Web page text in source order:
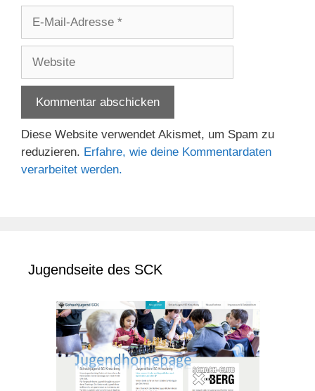
Adresse
Diese Website verwendet Akismet, um Spam zu
reduzieren. Erfahre, wie deine Kommentardaten
verarbeitet werden.
Jugendseite des SCK